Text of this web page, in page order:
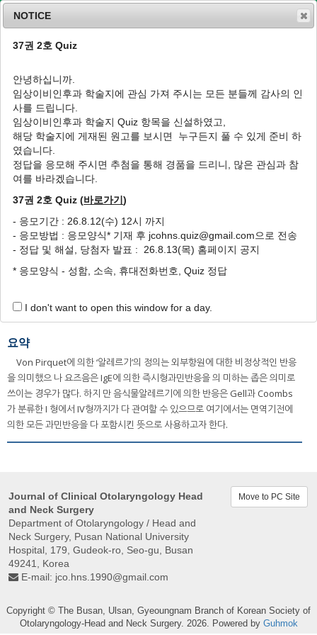
n
v
o
J Clin Otolaryngol Head Neck Surg
(1): 31-40
pISSN: 1225-0244, eISSN: 2713-833X
DOI:https://doi.org/10.35420/jcohns.1991.2.1.31
특집 : 알레르기
비인후과 영역에서의 알레르기성 질환
조병우 1
Allergic Diseases in Otolaryngologic Fields
Byung Woo Joe 1
Author Information & Copyright ▼
Published Online: May 31, 2020
요약
Von Pirquet에 의한 ‘알레르기’의 정의는 외부항원에 대한 비정상적인 반응
을 의미했으 나 요즈음은 IgE에 의한 즉시형과민반응을 의 미하는 좁은 의미로
쓰이는 경우가 많다. 하지 만 음식물알레르기에 의한 반응은 Gell과 Coombs
가 분류한 I 형에서 IV형까지가 다 관여할 수 있으므로 여기에서는 면역기전에
의한 모든 과민반응을 다 포함시킨 뜻으로 사용하고자 한다.
Journal of Clinical Otolaryngology Head
and Neck Surgery
Department of Otolaryngology / Head and
Neck Surgery, Pusan ​​National University
Hospital, 179, Gudeok-ro, Seo-gu, Busan
49241, Korea
E-mail: jco.hns.1990@gmail.com
Move to PC Site
Copyright © The Busan, Ulsan, Gyeoungnam Branch of Korean Society of
Otolaryngology-Head and Neck Surgery. 2026. Powered by Guhmok
NOTICE
37권 2호 Quiz
안녕하십니까.
임상이비인후과 학술지에 관심 가져 주시는 모든 분들께 감사의 인
사를 드립니다.
임상이비인후과 학술지 Quiz 항목을 신설하였고,
해당 학술지에 게재된 원고를 보시면 누구든지 풀 수 있게 준비 하
였습니다.
정답을 응모해 주시면 추첨을 통해 경품을 드리니, 많은 관심과 참
여를 바라겠습니다.
37권 2호 Quiz (바로가기)
- 응모기간 : 26.8.12(수) 12시 까지
- 응모방법 : 응모양식* 기재 후 jcohns.quiz@gmail.com으로 전송
- 정답 및 해설, 당첨자 발표 : 26.8.13(목) 홈페이지 공지
* 응모양식 - 성함, 소속, 휴대전화번호, Quiz 정답
I don't want to open this window for a day.